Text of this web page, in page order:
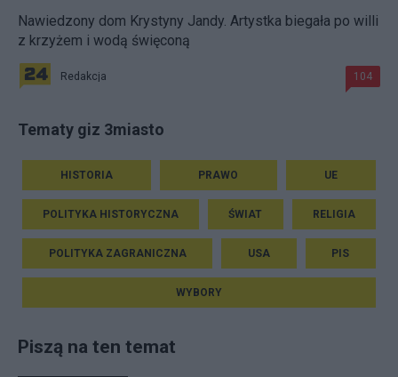
Nawiedzony dom Krystyny Jandy. Artystka biegała po willi
z krzyżem i wodą święconą
Redakcja 104
Tematy giz 3miasto
HISTORIA PRAWO UE
POLITYKA HISTORYCZNA ŚWIAT RELIGIA
POLITYKA ZAGRANICZNA USA PIS
WYBORY
Piszą na ten temat